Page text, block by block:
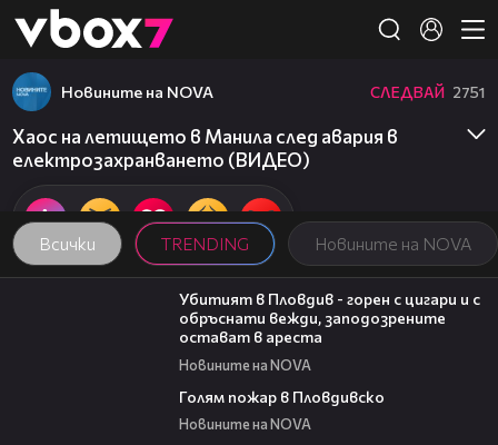
👾
Всички TRENDING Новините на NOVA
Новините на NOVA СЛЕДВАЙ 2751
Хаос на летището в Манила след авария в
електрозахранването (ВИДЕО)
03:39
Убитият в Пловдив - горен с цигари и с
обръснати вежди, заподозрените
остават в ареста
Новините на NOVA
Голям пожар в Пловдивско
Новините на NOVA